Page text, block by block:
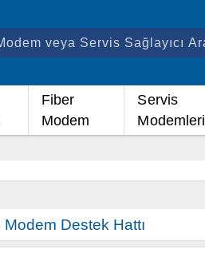
Fiber
Modem
Servis
Modemleri
Destek Hattı